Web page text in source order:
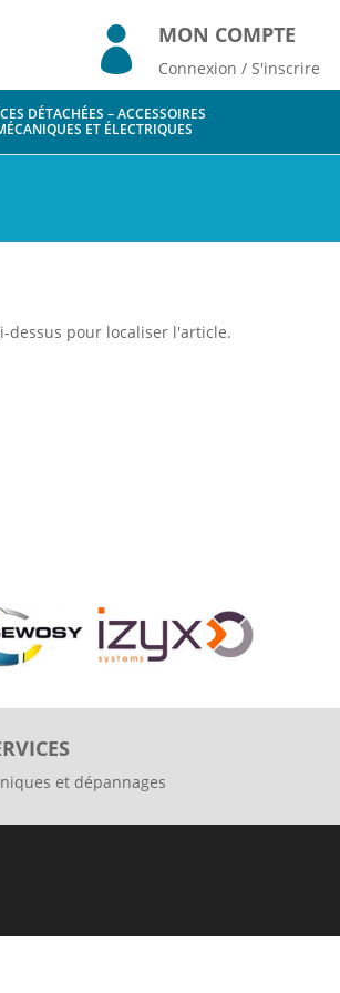
 MON COMPTE
Connexion / S'inscrire
DÉTACHÉES – ACCESSOIRES
ET ÉLECTRIQUES
dessus pour localiser l'article.
et dépannages